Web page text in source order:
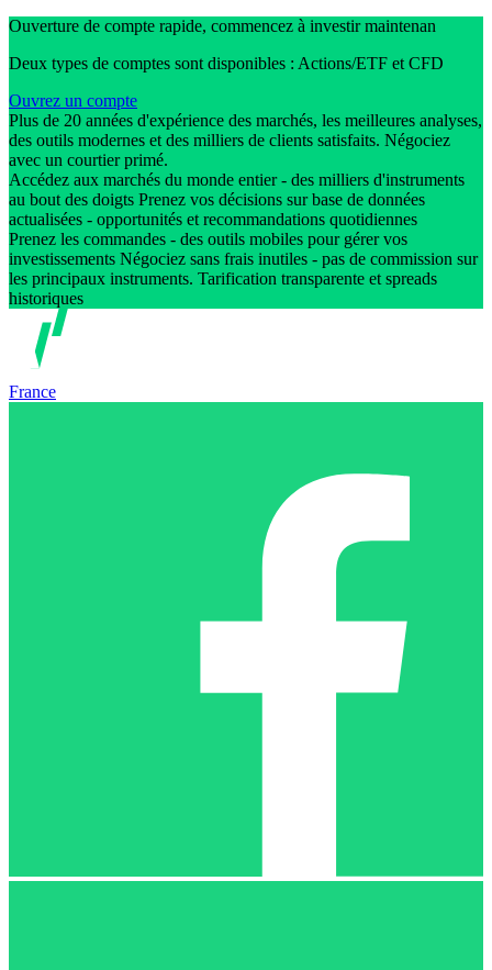
Ouverture de compte rapide, commencez à investir maintenan
Deux types de comptes sont disponibles : Actions/ETF et CFD
Ouvrez un compte
Plus de 20 années d'expérience des marchés, les meilleures analyses,
des outils modernes et des milliers de clients satisfaits. Négociez
avec un courtier primé.
Accédez aux marchés du monde entier - des milliers d'instruments
au bout des doigts Prenez vos décisions sur base de données
actualisées - opportunités et recommandations quotidiennes
Prenez les commandes - des outils mobiles pour gérer vos
investissements Négociez sans frais inutiles - pas de commission sur
les principaux instruments. Tarification transparente et spreads
historiques
France